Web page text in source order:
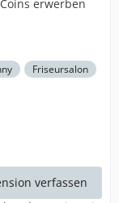
erwerben
Friseursalon
verfassen